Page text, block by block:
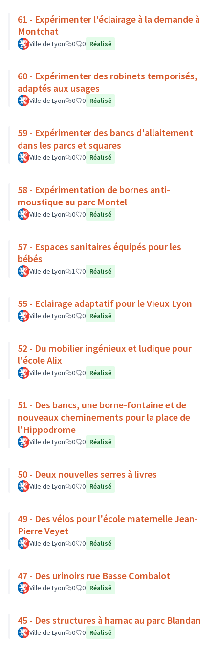
61 - Expérimenter l'éclairage à la demande à
Montchat
Ville de Lyon 0 0 Réalisé
60 - Expérimenter des robinets temporisés,
adaptés aux usages
Ville de Lyon 0 0 Réalisé
59 - Expérimenter des bancs d'allaitement
dans les parcs et squares
Ville de Lyon 0 0 Réalisé
58 - Expérimentation de bornes anti-
moustique au parc Montel
Ville de Lyon 0 0 Réalisé
57 - Espaces sanitaires équipés pour les
bébés
Ville de Lyon 1 0 Réalisé
55 - Eclairage adaptatif pour le Vieux Lyon
Ville de Lyon 0 0 Réalisé
52 - Du mobilier ingénieux et ludique pour
l'école Alix
Ville de Lyon 0 0 Réalisé
51 - Des bancs, une borne-fontaine et de
nouveaux cheminements pour la place de
l'Hippodrome
Ville de Lyon 0 0 Réalisé
50 - Deux nouvelles serres à livres
Ville de Lyon 0 0 Réalisé
49 - Des vélos pour l'école maternelle Jean-
Pierre Veyet
Ville de Lyon 0 0 Réalisé
47 - Des urinoirs rue Basse Combalot
Ville de Lyon 0 0 Réalisé
45 - Des structures à hamac au parc Blandan
Ville de Lyon 0 0 Réalisé